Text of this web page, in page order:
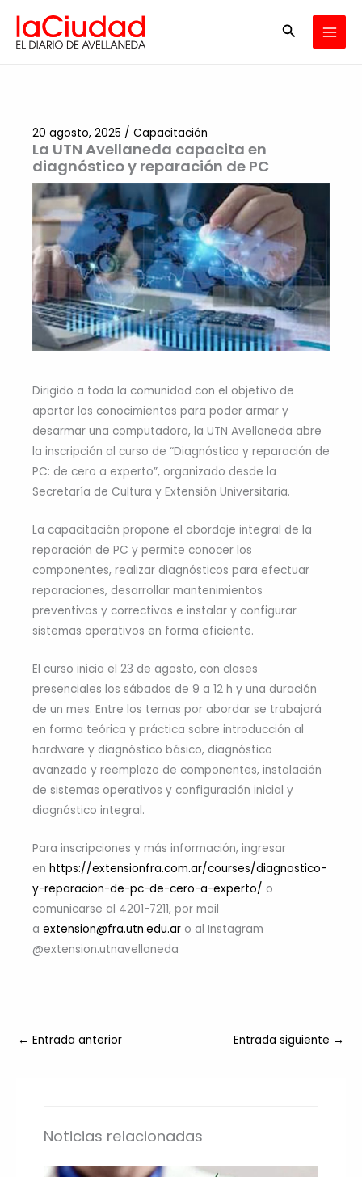
contenido
Buscar
La UTN Avellaneda capacita en
diagnóstico y reparación de PC
20 agosto, 2025 / Capacitación
Dirigido a toda la comunidad con el objetivo de
aportar los conocimientos para poder armar y
desarmar una computadora, la UTN Avellaneda abre
la inscripción al curso de “Diagnóstico y reparación de
PC: de cero a experto”, organizado desde la
Secretaría de Cultura y Extensión Universitaria.
La capacitación propone el abordaje integral de la
reparación de PC y permite conocer los
componentes, realizar diagnósticos para efectuar
reparaciones, desarrollar mantenimientos
preventivos y correctivos e instalar y configurar
sistemas operativos en forma eficiente.
El curso inicia el 23 de agosto, con clases
presenciales los sábados de 9 a 12 h y una duración
de un mes. Entre los temas por abordar se trabajará
en forma teórica y práctica sobre introducción al
hardware y diagnóstico básico, diagnóstico
avanzado y reemplazo de componentes, instalación
de sistemas operativos y configuración inicial y
diagnóstico integral.
Para inscripciones y más información, ingresar
en https://extensionfra.com.ar/courses/diagnostico-
y-reparacion-de-pc-de-cero-a-experto/ o
comunicarse al 4201-7211, por mail
a extension@fra.utn.edu.ar o al Instagram
@extension.utnavellaneda
← Entrada anterior Entrada siguiente →
Noticias relacionadas